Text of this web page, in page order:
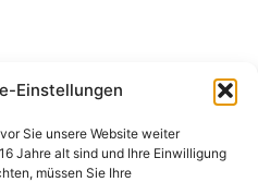
Einstellungen
Sie unsere Website weiter
Jahre alt sind und Ihre Einwilligung
müssen Sie Ihre